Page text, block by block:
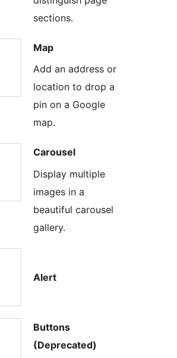
sections.
Map
Add an address or
location to drop a
pin on a Google
map.
Carousel
Display multiple
images in a
beautiful carousel
gallery.
Alert
Buttons
(Deprecated)